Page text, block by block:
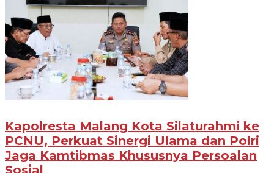
Kapolresta Malang Kota Silaturahmi ke
PCNU, Perkuat Sinergi Ulama dan Polri
Jaga Kamtibmas Khususnya Persoalan
Sosial